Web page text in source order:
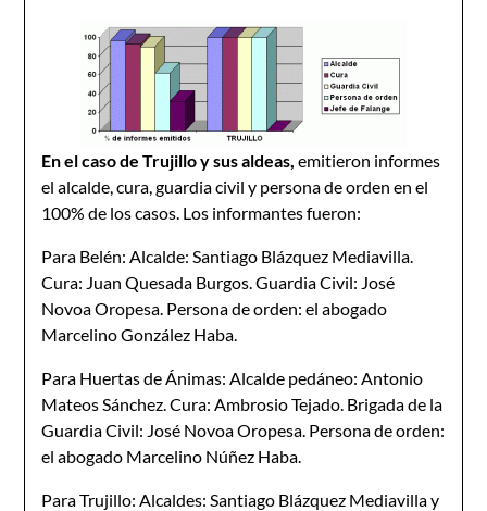
En el caso de Trujillo y sus aldeas,emitieron informes
el alcalde, cura, guardia civil y persona de orden en el
100% de los casos. Los informantes fueron:
Para Belén: Alcalde: Santiago Blázquez Mediavilla.
Cura: Juan Quesada Burgos. Guardia Civil: José
Novoa Oropesa. Persona de orden: el abogado
Marcelino González Haba.
Para Huertas de Ánimas: Alcalde pedáneo: Antonio
Mateos Sánchez. Cura: Ambrosio Tejado. Brigada de la
Guardia Civil: José Novoa Oropesa. Persona de orden:
el abogado Marcelino Núñez Haba.
Para Trujillo: Alcaldes: Santiago Blázquez Mediavilla y